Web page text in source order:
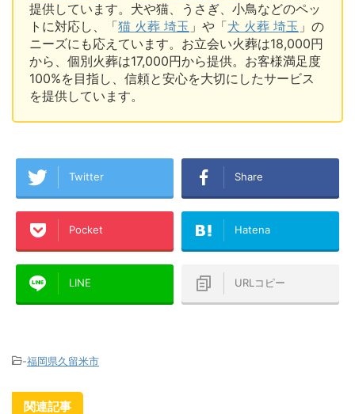
提供しています。犬や猫、うさぎ、小鳥などのペッ
トに対応し、「猫 火葬 埼玉 」や「犬 火葬 埼玉 」の
ニーズにも応えています。お立会い火葬は18,000円
から、個別火葬は17,000円から提供。お客様満足度
100%を目指し、信頼と安心を大切にしたサービス
を提供しています。
Twitter Share
Pocket Hatena
LINE URLコピー
-福岡県久留米市
関連記事